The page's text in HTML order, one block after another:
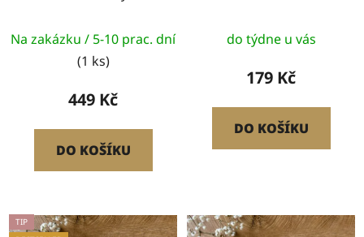
Na zakázku / 5-10 prac. dní
(1 ks)
449 Kč
DO KOŠÍKU
do týdne u vás
179 Kč
DO KOŠÍKU
TIP